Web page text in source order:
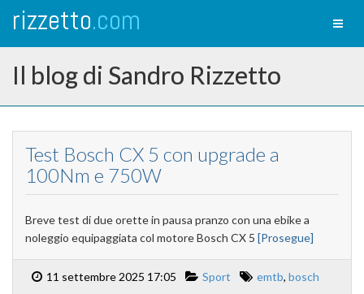
rizzetto.com
Il blog di Sandro Rizzetto
Test Bosch CX 5 con upgrade a
100Nm e 750W
Breve test di due orette in pausa pranzo con una ebike a
noleggio equipaggiata col motore Bosch CX 5 [Prosegue]
11 settembre 2025 17:05 Sport emtb, bosch